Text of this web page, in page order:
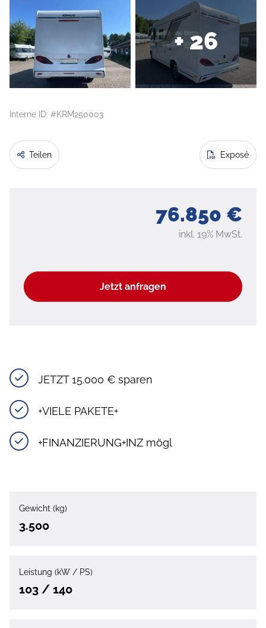
+ 26
Interne ID: #KRM250003
Teilen Exposé
76.850 €
inkl. 19% MwSt.
Jetzt anfragen
JETZT 15.000 € sparen
+VIELE PAKETE+
+FINANZIERUNG+INZ mögl
Gewicht (kg)
3.500
Leistung (kW / PS)
103 / 140